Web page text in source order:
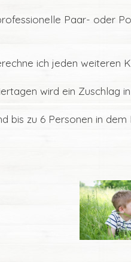
Paar- oder
ich jeden weiteren
wird ein Zuschlag
bis zu 6 Personen in